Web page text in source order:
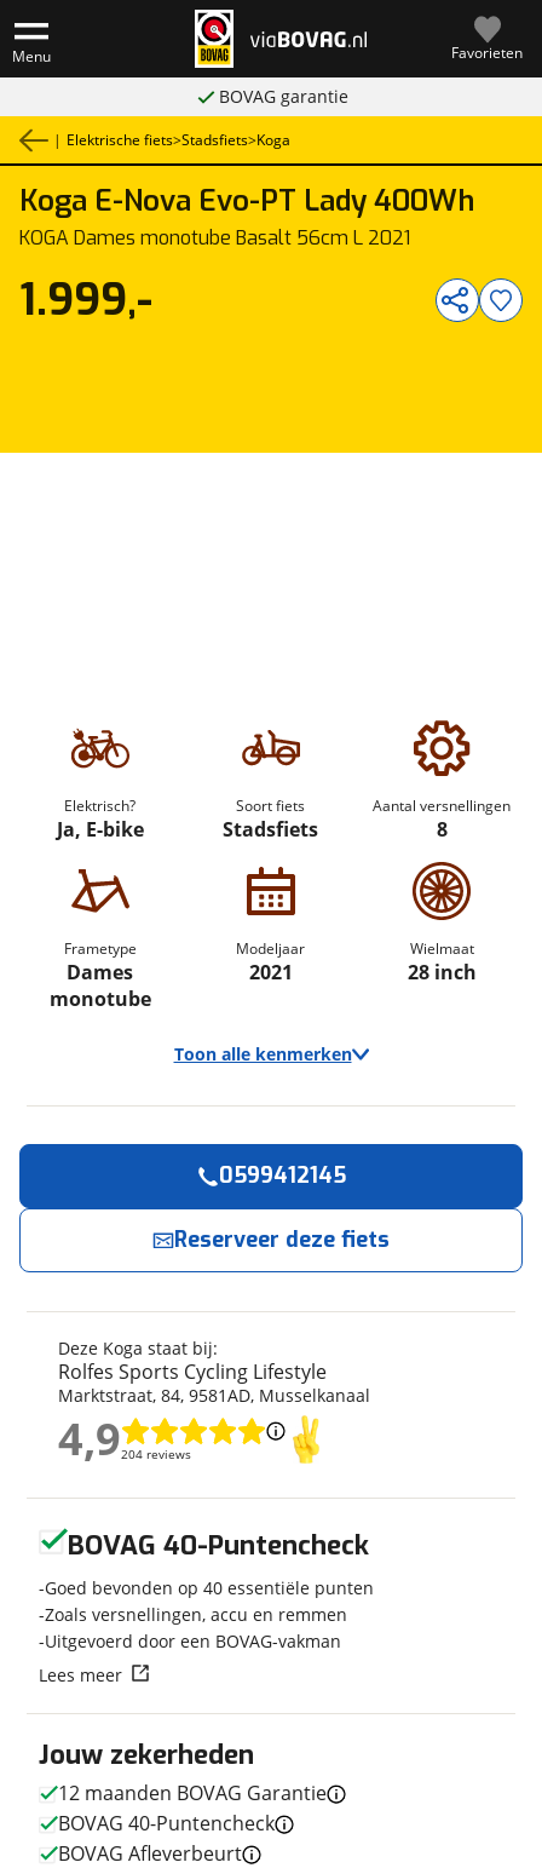
Menu Favorieten
BOVAG garantie
| Elektrische fiets>Stadsfiets>Koga
Koga E-Nova Evo-PT Lady 400Wh
KOGA Dames monotube Basalt 56cm L 2021
1/1
Elektrisch?
Ja, E-bike
Soort fiets
Stadsfiets
Aantal versnellingen
8
Frametype
Dames
monotube
Modeljaar
2021
Wielmaat
28 inch
Toon alle kenmerken
Koga
Model
E-Nova Evo-PT Lady 400Wh
Soort fiets
Stadsfiets
Frametype
Dames monotube
Framehoogte
56 cm
Wielmaat
28 inch
Nieuw of occasion
Occasion
Techniek
Transmissie
Naaf
Aantal versnellingen
Framemateriaal
Aluminium
Gewicht
Kleur
Grijs
Fabriekskleur
Basalt
Type remsysteem voor
1.999,-
Deze Koga staat bij:
Rolfes Sports Cycling Lifestyle
Marktstraat, 84, 9581AD, Musselkanaal
4,9204 reviews
4,9
0599412145
Reserveer deze fiets
nu!
Rolfes Sports Cycling Lifestyle neemt snel
Naam
viaBOVAG.nl verwerkt je persoonsgegevens om je aanvraag zo
goed mogelijk bij de aanbieder te brengen. Lees hier meer
over in onze privacyverklaring
Jouw zekerheden
12 maanden BOVAG Garantie
BOVAG 40-Puntencheck
BOVAG Afleverbeurt
BOVAG 40-Puntencheck
Goed bevonden op 40 essentiële punten
Zoals versnellingen, accu en remmen
Uitgevoerd door een BOVAG-vakman
Lees meer